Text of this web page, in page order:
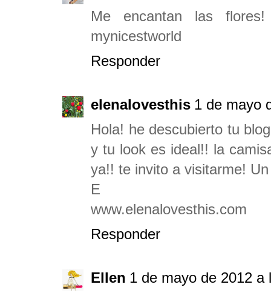
Me encantan las
mynicestworld
Responder
elenalovesthis 1 de mayo
Hola! he descubierto tu
y tu look es ideal!! la
ya!! te invito a visitarme!
E
www.elenalovesthis.com
Responder
Ellen 1 de mayo de 2012 a